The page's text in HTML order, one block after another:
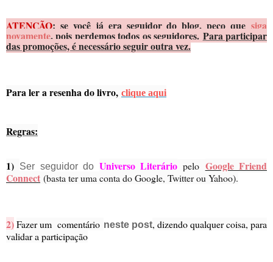
ATENÇÃO: se você já era seguidor do blog, peço que siga
novamente, pois perdemos todos os seguidores. Para participar
das promoções, é necessário seguir outra vez.
Para ler a resenha do livro, clique aqui
Regras:
1) Ser seguidor do Universo Literáriopelo Google Friend
Connect (basta ter uma conta do Google, Twitter ou Yahoo).
2)Fazer um comentário neste post, dizendo qualquer coisa, para
validar a participação